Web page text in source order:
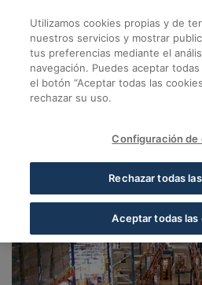
Almacén
Volver a Almacenes
Navarra
31161, Orcoyen, Navarra
Utilizamos cookies propias y de
nuestros servicios y mostrar
tus preferencias mediante el
navegación. Puedes aceptar
el botón “Aceptar todas las
rechazar su uso.
Configuración de
Rechazar todas
Aceptar todas las